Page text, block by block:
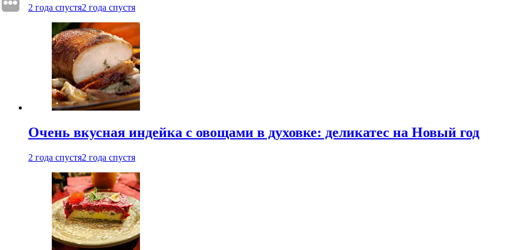
2 года спустя2 года спустя
Очень вкусная индейка с овощами в духовке: деликатес на Новый год
2 года спустя2 года спустя